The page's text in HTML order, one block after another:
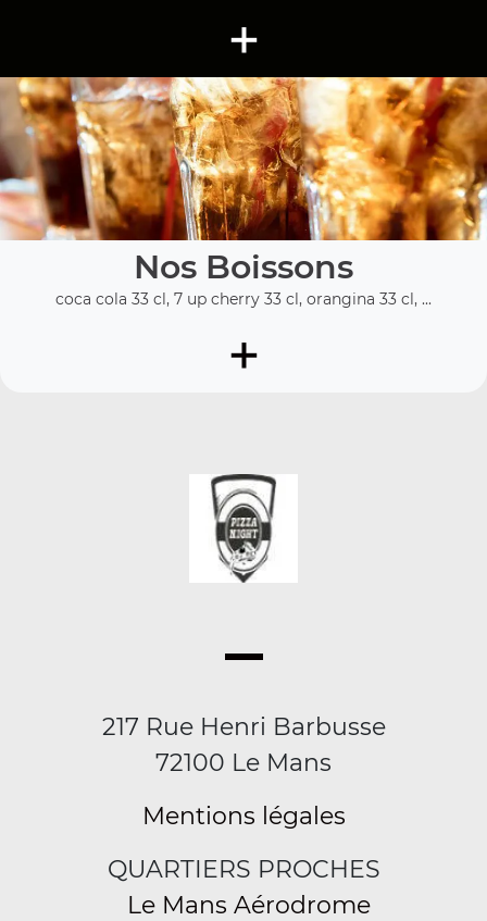
+
Nos Boissons
coca cola 33 cl, 7 up cherry 33 cl, orangina 33 cl, ...
+
217 Rue Henri Barbusse
72100 Le Mans
Mentions légales
QUARTIERS PROCHES
Le Mans Aérodrome